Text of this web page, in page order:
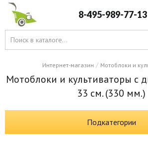
8-495-989-77-13
Интернет-магазин / Мотоблоки и
Мотоблоки и культиваторы с
33 см. (330 мм.)
Подкатегории